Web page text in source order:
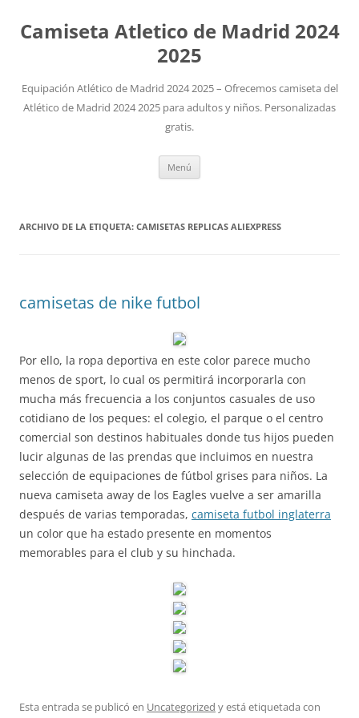
Camiseta Atletico de Madrid 2024
2025
Equipación Atlético de Madrid 2024 2025 – Ofrecemos camiseta del
Atlético de Madrid 2024 2025 para adultos y niños. Personalizadas
gratis.
Menú
ARCHIVO DE LA ETIQUETA: CAMISETAS REPLICAS ALIEXPRESS
camisetas de nike futbol
Por ello, la ropa deportiva en este color parece mucho
menos de sport, lo cual os permitirá incorporarla con
mucha más frecuencia a los conjuntos casuales de uso
cotidiano de los peques: el colegio, el parque o el centro
comercial son destinos habituales donde tus hijos pueden
lucir algunas de las prendas que incluimos en nuestra
selección de equipaciones de fútbol grises para niños. La
nueva camiseta away de los Eagles vuelve a ser amarilla
después de varias temporadas, camiseta futbol inglaterra
un color que ha estado presente en momentos
memorables para el club y su hinchada.
Esta entrada se publicó en Uncategorized y está etiquetada con